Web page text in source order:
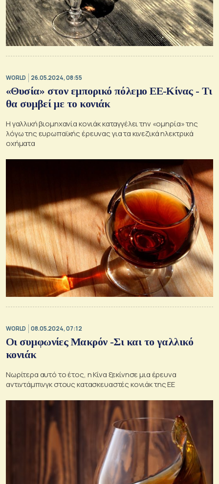
WORLD 26.05.2024, 08:55
«Θυσία» στον εμπορικό πόλεμο ΕΕ-Κίνας - Τι
θα συμβεί με το κονιάκ
Η γαλλική βιομηχανία κονιάκ καταγγέλει την «ομηρία» της
λόγω της ευρωπαϊκής έρευνας για τα κινεζικά ηλεκτρικά
οχήματα
WORLD 08.05.2024, 07:12
Οι συμφωνίες Μακρόν -Σι και το γαλλικό
κονιάκ
Νωρίτερα αυτό το έτος, η Κίνα ξεκίνησε μια έρευνα
αντιντάμπινγκ στους κατασκευαστές κονιάκ της ΕΕ